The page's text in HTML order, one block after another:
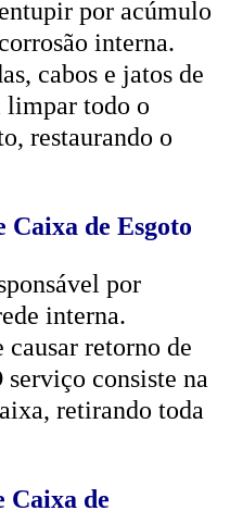
por acúmulo
interna.
cabos e jatos de
limpar todo o
restaurando o
Caixa de Esgoto
por
interna.
causar retorno de
consiste na
retirando toda
Caixa de